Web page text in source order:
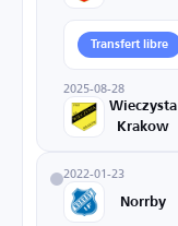
Transfert libre
2025-08-28
Wieczysta
Krakow
2022-01-23
Norrby